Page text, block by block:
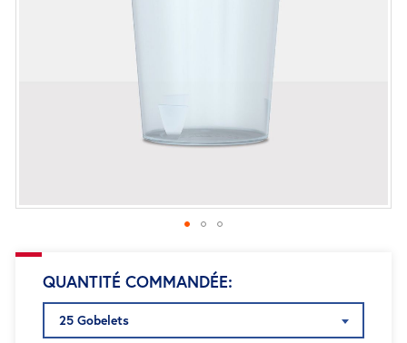
Passer
début
QUANTITÉ COMMANDÉE
25 Gobelets